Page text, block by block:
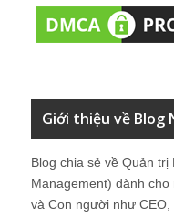
Giới thiệu về Blog
Blog chia sẻ về Quản
Management) dành
và Con người như